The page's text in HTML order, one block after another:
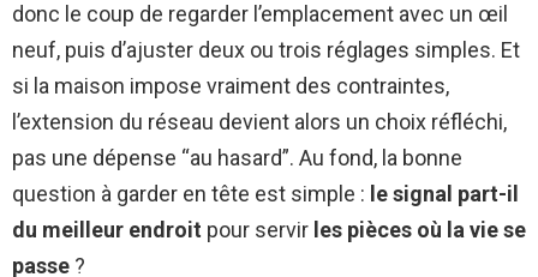
donc le coup de regarder l’emplacement avec un œil
neuf, puis d’ajuster deux ou trois réglages simples. Et
si la maison impose vraiment des contraintes,
l’extension du réseau devient alors un choix réfléchi,
pas une dépense “au hasard”. Au fond, la bonne
question à garder en tête est simple : le signal part-il
du meilleur endroit pour servir les pièces où la vie se
passe ?